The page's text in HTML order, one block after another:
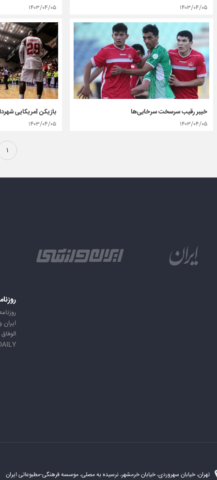
۱۴۰۳/۰۴/۰۵ ۱۴۰۳/۰۴/۰۵
خیبر رقیب سرسخت سرخابی‌ها
۱۴۰۳/۰۴/۰۵
بازیکن آمریکایی
۱۴۰۳/۰۴/۰۵
۱
الوفاق
تهران، خیابان سهروردی، خیابان خرمشهر، نرسیده به مصلی، موسسه فرهنگی-مطبوعاتی ایران